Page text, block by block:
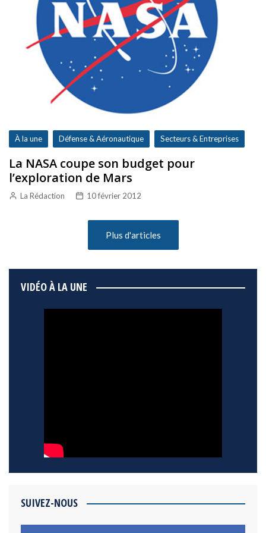
À la une Défense & Aéronautique Secteurs & Entreprises
La NASA coupe son budget pour
l’exploration de Mars
La Rédaction 10 février 2012
Plus d'articles
VIDÉO À LA UNE
SUIVEZ-NOUS